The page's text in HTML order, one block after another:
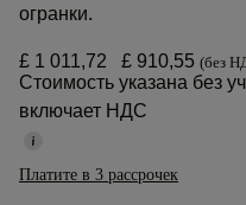
огранки.
£ 1 011,72 £ 910,55 (без
Стоимость указана без
включает НДС
Платите в 3 рассрочек